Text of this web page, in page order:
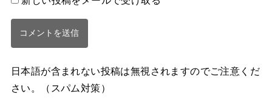
日本語が含まれない投稿は無視されますのでご注意くだ
さい。（スパム対策）